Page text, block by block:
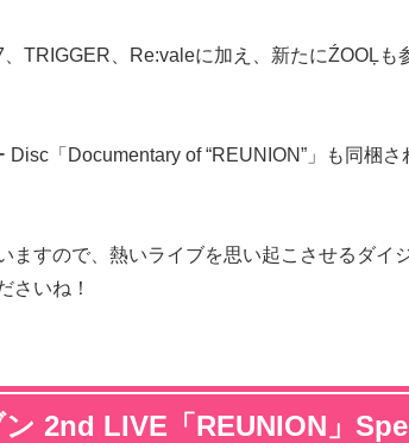
TRIGGER、Re:valeに加え、新たにŹOOĻも
「Documentary of “REUNION”」も同梱さ
ますので、熱いライブを思い起こさせるダイ
さいね！
2nd LIVE「REUNION」Spe